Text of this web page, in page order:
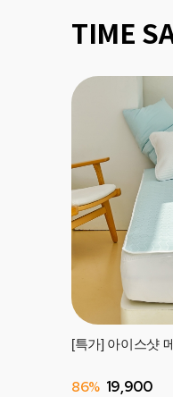
TIME
[특가] 아이스샷
86% 19,900